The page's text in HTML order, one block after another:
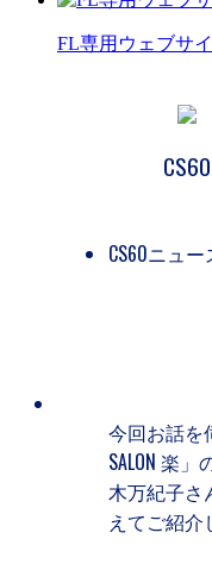
FL専用ウェブサ
CS60ニュ
今回お話を
SALON 楽
木万紀子さ
えてご紹介